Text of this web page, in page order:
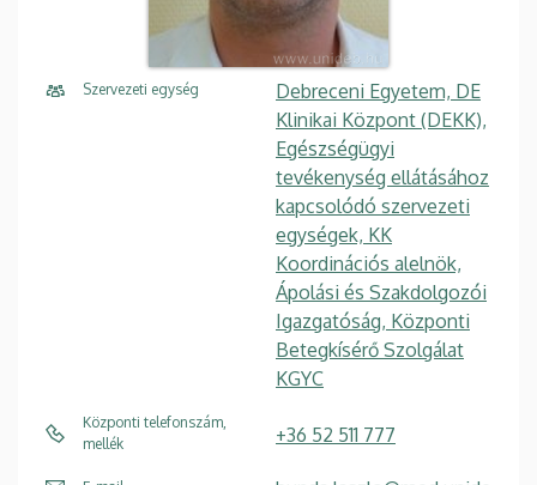
Szervezeti egység
Debreceni Egyetem, DE
Klinikai Központ (DEKK),
Egészségügyi
tevékenység ellátásához
kapcsolódó szervezeti
egységek, KK
Koordinációs alelnök,
Ápolási és Szakdolgozói
Igazgatóság, Központi
Betegkísérő Szolgálat
KGYC
Központi telefonszám,
mellék
+36 52 511 777